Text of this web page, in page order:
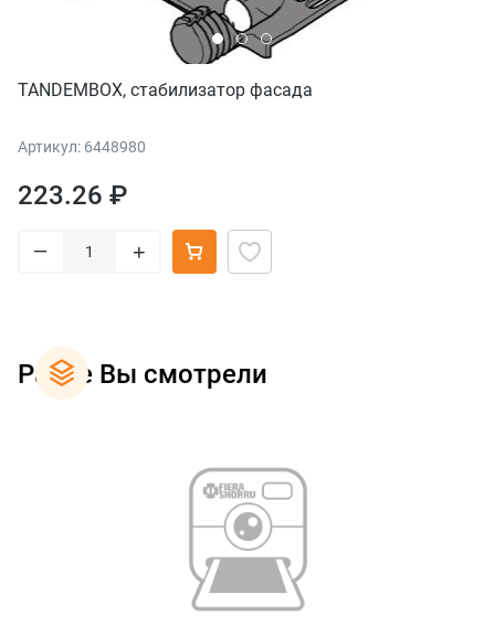
TANDEMBOX, стабилизатор фасада
Артикул: 6448980
223.26 ₽
– +
Ранее Вы смотрели